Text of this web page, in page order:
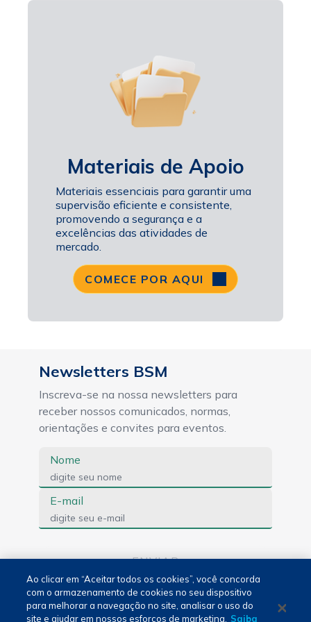
Materiais de Apoio
Materiais essenciais para garantir uma
supervisão eficiente e consistente,
promovendo a segurança e a
excelências das atividades de
mercado.
COMECE POR AQUI
Newsletters BSM
Inscreva-se na nossa newsletters para
receber nossos comunicados, normas,
orientações e convites para eventos.
Nome
E-mail
ENVIAR
Português - PT
Ao clicar em “Aceitar todos os cookies”, você concorda
com o armazenamento de cookies no seu dispositivo
para melhorar a navegação no site, analisar o uso do
site e ajudar em nossos esforços de marketing.
Saiba